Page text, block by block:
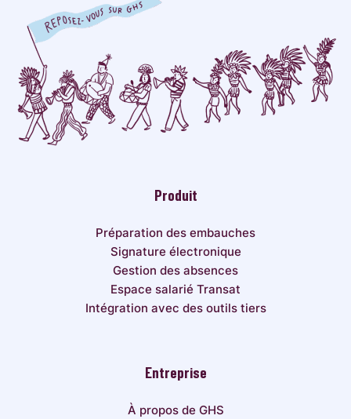
Produit
Préparation des embauches
Signature électronique
Gestion des absences
Espace salarié Transat
Intégration avec des outils tiers
Entreprise
À propos de GHS